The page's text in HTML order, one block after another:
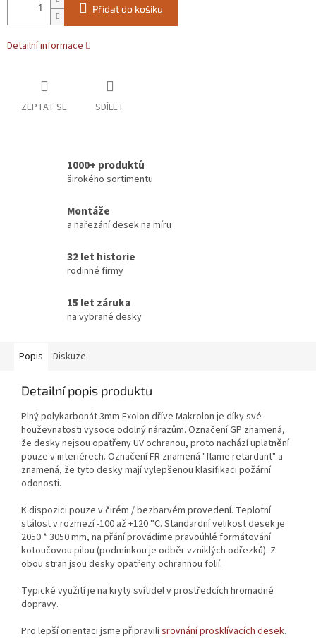
Přidat do košíku
Detailní informace
ZEPTAT SE SDÍLET
1000+ produktů
širokého sortimentu
Montáže
a nařezání desek na míru
32 let historie
rodinné firmy
15 let záruka
na vybrané desky
Popis Diskuze
Detailní popis produktu
Plný polykarbonát 3mm Exolon dříve Makrolon je díky své
houževnatosti vysoce odolný nárazům. Označení GP znamená,
že desky nejsou opatřeny UV ochranou, proto nachází uplatnění
pouze v interiérech. Označení FR znamená "flame retardant" a
znamená, že tyto desky mají vylepšenou klasifikaci požární
odonosti.
K dispozici pouze v čirém / bezbarvém provedení. Teplotní
stálost v rozmezí -100 až +120 °C. Standardní velikost desek je
2050 * 3050 mm, na přání provádíme pravoúhlé formátování
kotoučovou pilou (podmínkou je odběr vzniklých odřezků). Z
obou stran jsou desky opatřeny ochrannou folií.
Typické využití je na kryty svítidel v prostředcích hromadné
dopravy.
Pro lepší orientaci jsme připravili srovnání prosklívacích desek.